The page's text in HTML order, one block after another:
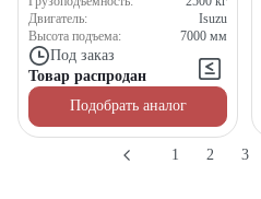
Двигатель:
Isuzu
Высота подъема:
7000 мм
Под заказ
Товар распродан
Подобрать аналог
1 2 3